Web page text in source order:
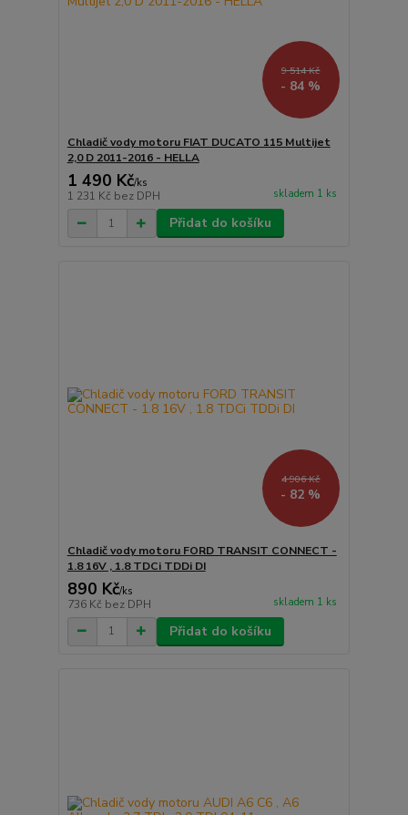
9 514 Kč
- 84 %
Chladič vody motoru FIAT DUCATO 115 Multijet
2,0 D 2011-2016 - HELLA
1 490 Kč/ks
1 231 Kč bez DPH skladem 1 ks
Přidat do košíku
4 906 Kč
- 82 %
Chladič vody motoru FORD TRANSIT CONNECT -
1.8 16V , 1.8 TDCi TDDi DI
890 Kč/ks
736 Kč bez DPH skladem 1 ks
Přidat do košíku